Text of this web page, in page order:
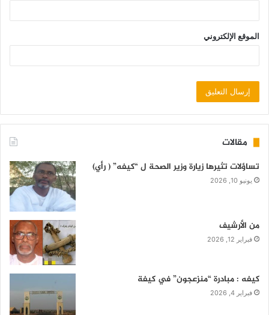
الموقع الإلكتروني
مقالات
تساؤلات تثيرها زيارة وزير الصحة ل “كيفه” ( رأي)
يونيو 10, 2026
من الأرشيف
فبراير 12, 2026
كيفه : مبادرة “منزعجون” في كيفة
فبراير 4, 2026